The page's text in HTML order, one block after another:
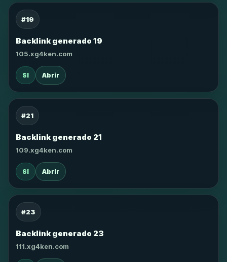
#19
Backlink generado 19
105.xg4ken.com
SI Abrir
#21
Backlink generado 21
109.xg4ken.com
SI Abrir
#23
Backlink generado 23
111.xg4ken.com